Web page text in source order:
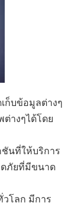
ก็บข้อมูลต่างๆ
างๆได้โดย
ชันที่ให้บริการ
ภัยที่มีขนาด
วโลก มีการ